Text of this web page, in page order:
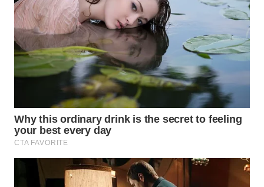
BINTAN
WN
MANDALIKA
WN
LABUANBAJO
WN
BORNEO